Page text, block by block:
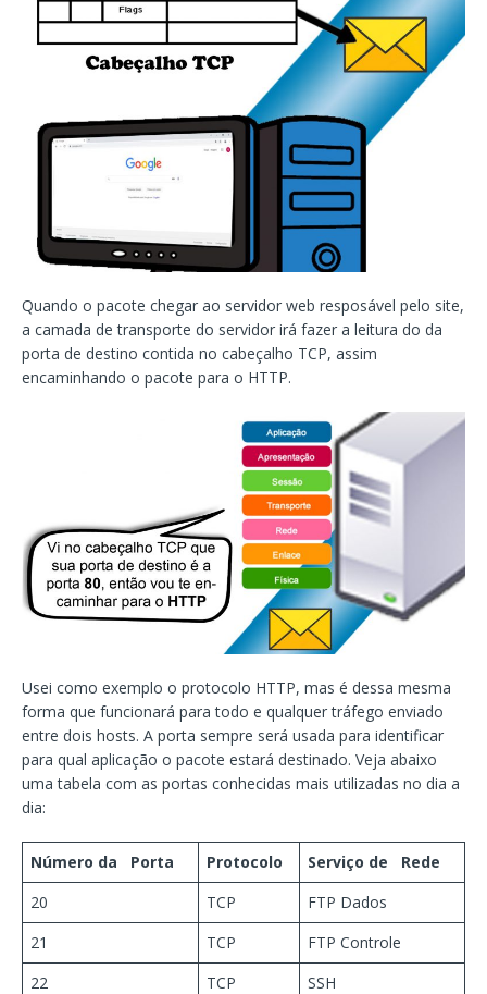
Quando o pacote chegar ao servidor web resposável pelo site,
a camada de transporte do servidor irá fazer a leitura do da
porta de destino contida no cabeçalho TCP, assim
encaminhando o pacote para o HTTP.
Usei como exemplo o protocolo HTTP, mas é dessa mesma
forma que funcionará para todo e qualquer tráfego enviado
entre dois hosts. A porta sempre será usada para identificar
para qual aplicação o pacote estará destinado. Veja abaixo
uma tabela com as portas conhecidas mais utilizadas no dia a
dia:
Número da Porta Protocolo
Serviço de Rede
20
TCP
FTP Dados
21
TCP
FTP Controle
22
TCP
SSH